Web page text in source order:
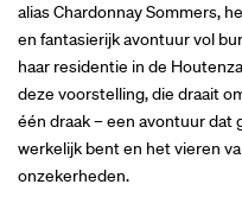
alias Chardonnay Sommers,
en fantasierijk avontuur vol
haar residentie in de
deze voorstelling, die draait
één draak – een avontuur dat
werkelijk bent en het vieren
onzekerheden.